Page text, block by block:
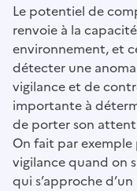
Le potentiel de
renvoie à la
environnement, et
détecter une
vigilance et de
importante à
de porter son
On fait par
vigilance quand on
qui s’approche